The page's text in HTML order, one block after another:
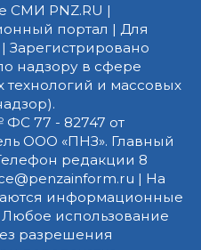
СМИ PNZ.RU |
портал | Для
Зарегистрировано
надзору в сфере
и массовых
77 - 82747 от
ООО «ПНЗ». Главный
редакции 8
| На
информационные
использование
разрешения